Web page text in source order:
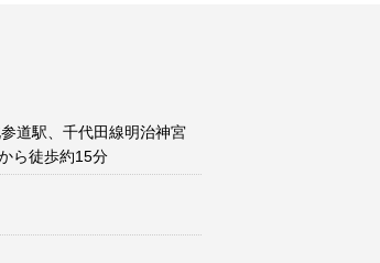
道駅、千代田線明治神宮
ら徒歩約15分